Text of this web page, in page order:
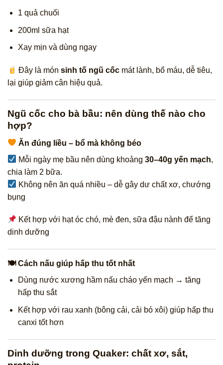
1 quả chuối
200ml sữa hạt
Xay mịn và dùng ngay
Đây là mónsinh tố ngũ cốc mát lành, bổ máu, dễ tiêu,
lại giúp giảm cân hiệu quả.
Ngũ cốc cho bà bầu: nên dùng thế nào cho
hợp?
Ăn đúng liều – bổ mà không béo
Mỗi ngày mẹ bầu nên dùng khoảng30–40g yến mạch,
chia làm 2 bữa.
Không nên ăn quá nhiều – dễ gây dư chất xơ, chướng
bụng
Kết hợp với hạt óc chó, mè đen, sữa đậu nành để tăng
dinh dưỡng
🍽 Cách nấu giúp hấp thu tốt nhất
Dùng nước xương hầm nấu cháo yến mạch → tăng
hấp thu sắt
Kết hợp với rau xanh (bông cải, cải bó xôi) giúp hấp thu
canxi tốt hơn
Dinh dưỡng trong Quaker: chất xơ, sắt,